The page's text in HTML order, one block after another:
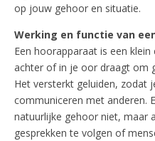
op jouw gehoor en situatie.
Werking en functie van
Een hoorapparaat is een
achter of in je oor draagt om
Het versterkt geluiden, zodat
communiceren met anderen.
natuurlijke gehoor niet, maar
gesprekken te volgen of